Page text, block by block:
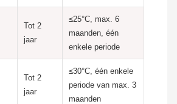
Tot 2
jaar
≤25°C, max. 6
maanden, één
enkele periode
Tot 2
jaar
≤30°C, één enkele
periode van max. 3
maanden